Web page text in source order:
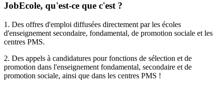
JobEcole, qu'est-ce que c'est ?
1. Des offres d'emploi diffusées directement par les écoles
d'enseignement secondaire, fondamental, de promotion sociale et les
centres PMS.
2. Des appels à candidatures pour fonctions de sélection et de
promotion dans l'enseignement fondamental, secondaire et de
promotion sociale, ainsi que dans les centres PMS !